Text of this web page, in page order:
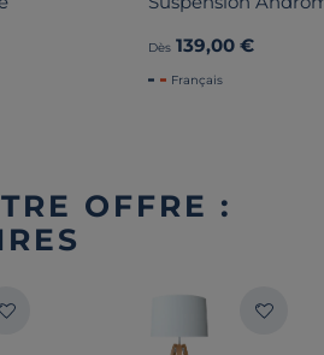
Dès 139,00 €
Français
OFFRE :